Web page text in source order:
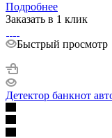
Подробнее
Заказать в 1 клик
Быстрый просмотр
Детектор банкнот